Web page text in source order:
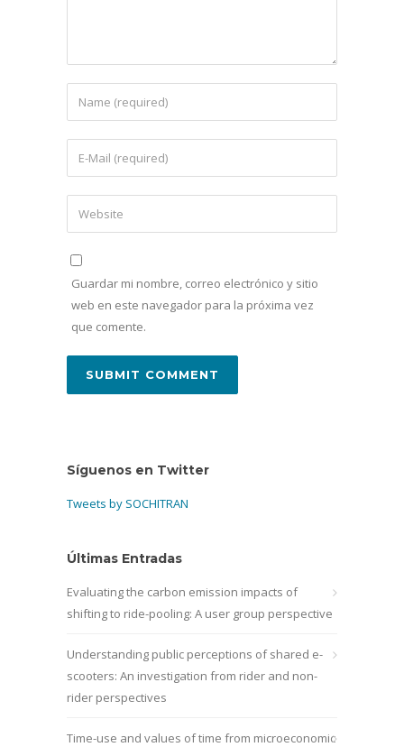
Guardar mi nombre, correo electrónico y sitio
web en este navegador para la próxima vez
que comente.
Síguenos en Twitter
Tweets by SOCHITRAN
Últimas Entradas
Evaluating the carbon emission impacts of
shifting to ride-pooling: A user group perspective
Understanding public perceptions of shared e-
scooters: An investigation from rider and non-
rider perspectives
Time-use and values of time from microeconomic